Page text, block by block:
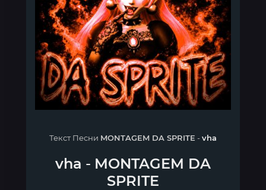
Текст Песни MONTAGEM DA SPRITE -vha
vha - MONTAGEM DA
SPRITE